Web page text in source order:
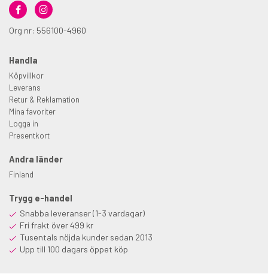
Org nr: 556100-4960
Handla
Köpvillkor
Leverans
Retur & Reklamation
Mina favoriter
Logga in
Presentkort
Andra länder
Finland
Trygg e-handel
Snabba leveranser (1-3 vardagar)
Fri frakt över 499 kr
Tusentals nöjda kunder sedan 2013
Upp till 100 dagars öppet köp